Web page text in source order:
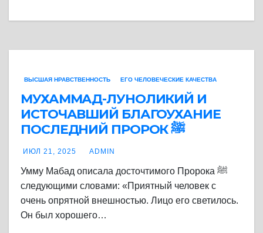
ВЫСШАЯ НРАВСТВЕННОСТЬ ЕГО ЧЕЛОВЕЧЕСКИЕ КАЧЕСТВА
МУХАММАД-ЛУНОЛИКИЙ И
ИСТОЧАВШИЙ БЛАГОУХАНИЕ
ПОСЛЕДНИЙ ПРОРОК ﷺ
ИЮЛ 21, 2025 ADMIN
Умму Мабад описала досточтимого Пророка ﷺ
следующими словами: «Приятный человек с
очень опрятной внешностью. Лицо его светилось.
Он был хорошего…